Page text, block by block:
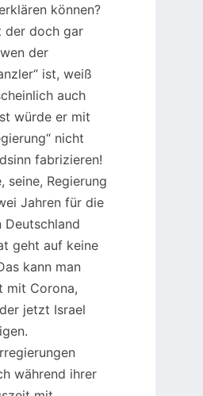
können?
der doch gar
der
ist, weiß
auch
würde er mit
nicht
fabrizieren!
seine, Regierung
Jahren für die
Deutschland
geht auf keine
kann man
mit Corona,
jetzt Israel
während ihrer